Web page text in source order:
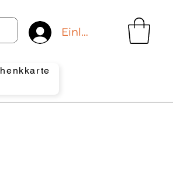
Einloggen